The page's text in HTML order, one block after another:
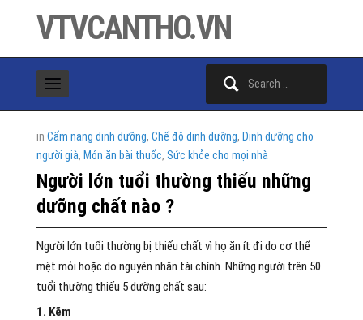
VTVCANTHO.VN
in Cẩm nang dinh dưỡng, Chế độ dinh dưỡng, Dinh dưỡng cho
người già, Món ăn bài thuốc, Sức khỏe cho mọi nhà
Người lớn tuổi thường thiếu những
dưỡng chất nào ?
Người lớn tuổi thường bị thiếu chất vì họ ăn ít đi do cơ thể
mệt mỏi hoặc do nguyên nhân tài chính. Những người trên 50
tuổi thường thiếu 5 dưỡng chất sau:
1. Kẽm